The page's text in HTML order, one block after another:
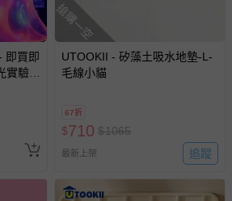
等活動，如因部份退貨，而該訂單保
，將以原價計算，活動贈品亦需一併退
保護法的規定，不適用七天鑑賞期/猶
期限較短或解約時即將逾期（例如生鮮
如客製生日書、姓名貼等）。
即買即
驗室
票))
搶購一空
UTOOKII - 矽藻土吸水地墊-L-
毛線小貓
67折
$710 $1065
最新上架 追蹤